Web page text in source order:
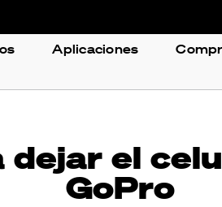
Aplicaciones
dejar el
GoPro